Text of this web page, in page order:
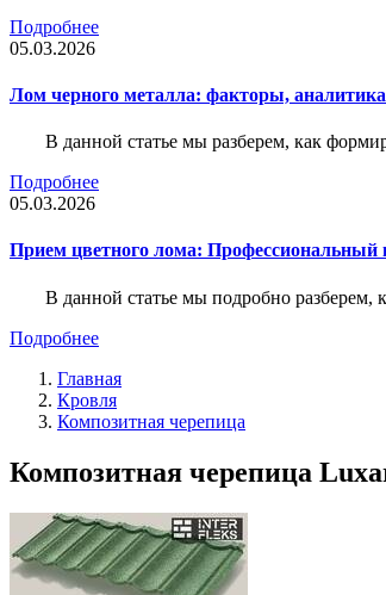
Подробнее
05.03.2026
Лом черного металла: факторы,
В данной статье мы разберем, как
Подробнее
05.03.2026
Прием цветного лома: Профессиональный
В данной статье мы подробно разберем,
Подробнее
Главная
Кровля
Композитная черепица
Композитная черепица